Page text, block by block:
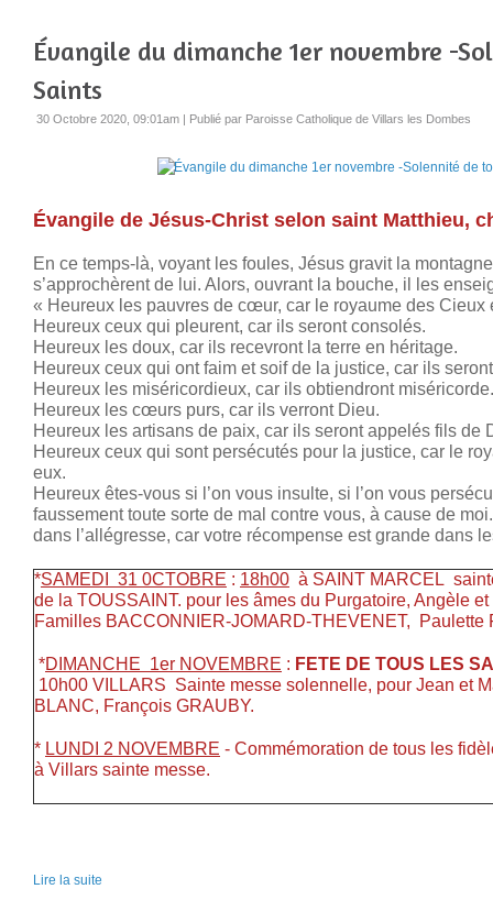
Évangile du dimanche 1er novembre -
Saints
30 Octobre 2020, 09:01am | Publié par Paroisse Catholique de Villars les Dombes
Évangile de Jésus-Christ selon saint Matthieu,
En ce temps-là, voyant les foules, Jésus gravit la
s’approchèrent de lui. Alors, ouvrant la bouche, il les
« Heureux les pauvres de cœur, car le royaume des Cieux
Heureux ceux qui pleurent, car ils seront consolés.
Heureux les doux, car ils recevront la terre en héritage.
Heureux ceux qui ont faim et soif de la justice, car ils
Heureux les miséricordieux, car ils obtiendront miséricorde.
Heureux les cœurs purs, car ils verront Dieu.
Heureux les artisans de paix, car ils seront appelés fils de
Heureux ceux qui sont persécutés pour la justice, car le
eux.
Heureux êtes-vous si l’on vous insulte, si l’on vous
faussement toute sorte de mal contre vous, à cause de
dans l’allégresse, car votre récompense est grande dans
*SAMEDI 31 0CTOBRE : 18h00 à SAINT MARCEL
de la TOUSSAINT. pour les âmes du Purgatoire, Angèle
Familles BACCONNIER-JOMARD-THEVENET, Paulette
*DIMANCHE 1er NOVEMBRE : FETE DE TOUS LES
10h00 VILLARS Sainte messe solennelle, pour Jean et
BLANC, François GRAUBY.
* LUNDI 2 NOVEMBRE - Commémoration de tous
à Villars sainte messe.
Lire la suite